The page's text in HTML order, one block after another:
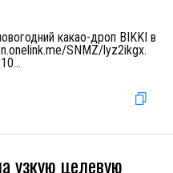
какао-дроп BIKKI в
SNMZ/lyz2ikgx.
...
узкую целевую